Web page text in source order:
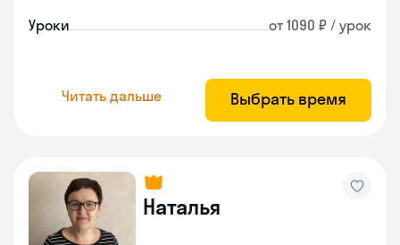
Уроки от 1090 ₽ / урок
Читать дальше Выбрать время
Наталья